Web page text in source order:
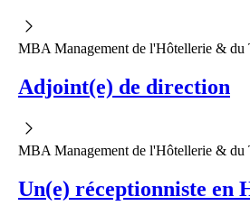
MBA Management de l'Hôtellerie & du
Adjoint(e) de direction
MBA Management de l'Hôtellerie & du
Un(e) réceptionniste en